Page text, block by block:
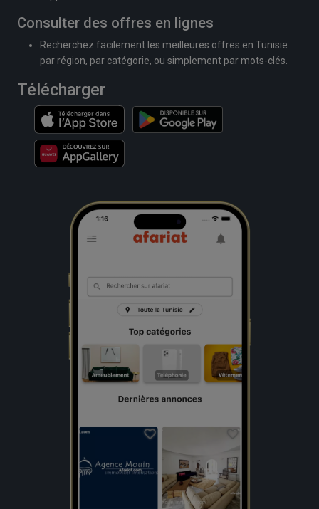
Consulter des offres en lignes
Recherchez facilement les meilleures offres en Tunisie
par région, par catégorie, ou simplement par mots-clés.
Télécharger